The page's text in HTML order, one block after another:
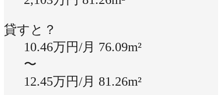
貸すと？
10.46万円/月 76.09m²
〜
12.45万円/月 81.26m²